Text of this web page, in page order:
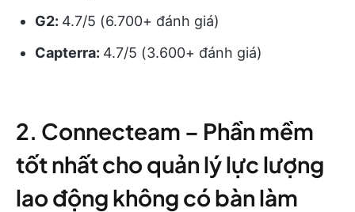
G2: 4.7/5 (6.700+ đánh giá)
Capterra: 4.7/5 (3.600+ đánh giá)
2. Connecteam – Phần mềm
tốt nhất cho quản lý lực lượng
lao động không có bàn làm